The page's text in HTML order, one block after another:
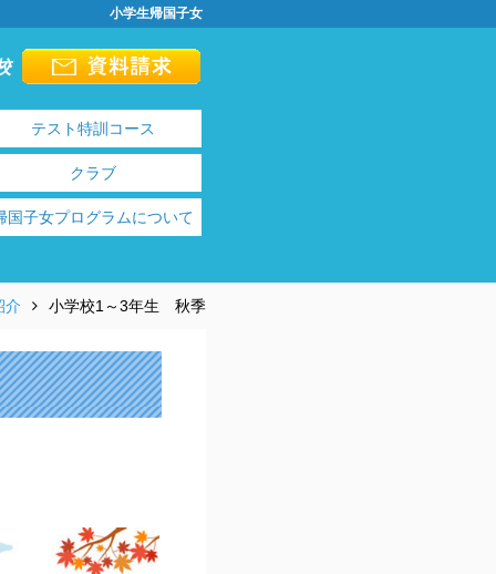
小学生帰国子女
テスト特訓コース
クラブ
国子女プログラムについて
介 小学校1～3年生 秋季